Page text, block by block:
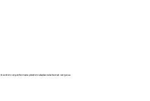
üretimi ve performans yönetimi alanlarında hizmet veriyoruz.